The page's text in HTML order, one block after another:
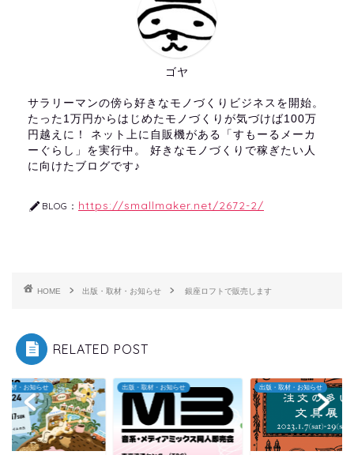
ゴヤ
サラリーマンの傍ら好きなモノづくりビジネスを開始。
たった1万円からはじめたモノづくりが気づけば100万
円越えに！ ネット上に自販機がある「すもーるメーカ
ーぐらし」を実行中。 好きなモノづくりで稼ぎたい人
に向けたブログです♪
BLOG： https://smallmaker.net/2672-2/
HOME 出版・取材・お知らせ 銀座ロフトで販売します
RELATED POST
取材・お知らせ 出版・取材・お知らせ 出版・取材・お知らせ